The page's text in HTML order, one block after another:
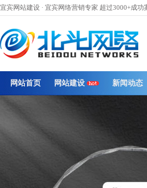
宜宾网站建设 · 宜宾网络营销专家 超过3000+成功
网站首页 网站建设 新闻动态